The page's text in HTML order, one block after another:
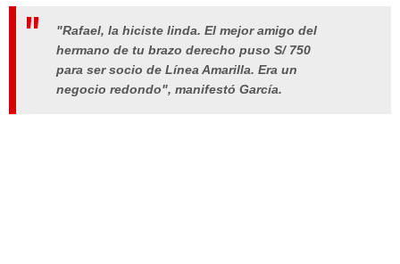
"Rafael, la hiciste linda. El mejor amigo del
hermano de tu brazo derecho puso S/ 750
para ser socio de Línea Amarilla. Era un
negocio redondo", manifestó García.